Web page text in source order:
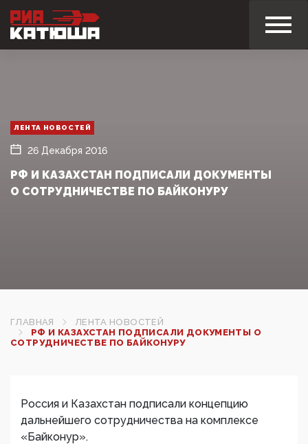
ЛЕНТА НОВОСТЕЙ
26 Декабря 2016
РФ И КАЗАХСТАН ПОДПИСАЛИ ДОКУМЕНТЫ
О СОТРУДНИЧЕСТВЕ ПО БАЙКОНУРУ
ГЛАВНАЯ
ЛЕНТА НОВОСТЕЙ
РФ И КАЗАХСТАН ПОДПИСАЛИ ДОКУМЕНТЫ О
СОТРУДНИЧЕСТВЕ ПО БАЙКОНУРУ
Россия и Казахстан подписали концепцию
дальнейшего сотрудничества на комплексе
«Байконур».